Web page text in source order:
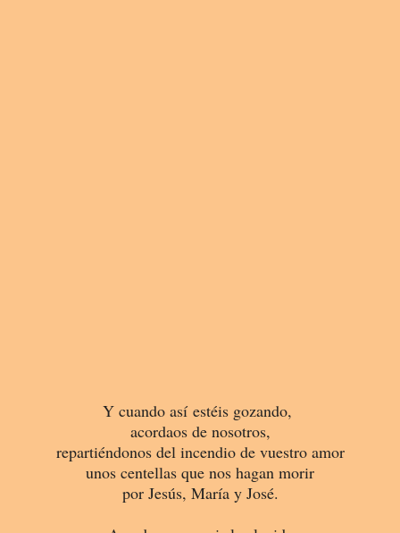
Y cuando así estéis gozando,
acordaos de nosotros,
repartiéndonos del incendio de vuestro amor
unos centellas que nos hagan morir
por Jesús, María y José.